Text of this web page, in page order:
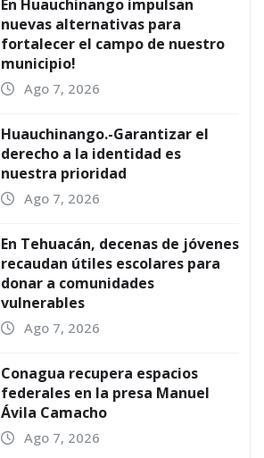
En Huauchinango impulsan
nuevas alternativas para
fortalecer el campo de nuestro
municipio!
Ago 7, 2026
Huauchinango.-Garantizar el
derecho a la identidad es
nuestra prioridad
Ago 7, 2026
En Tehuacán, decenas de jóvenes
recaudan útiles escolares para
donar a comunidades
vulnerables
Ago 7, 2026
Conagua recupera espacios
federales en la presa Manuel
Ávila Camacho
Ago 7, 2026